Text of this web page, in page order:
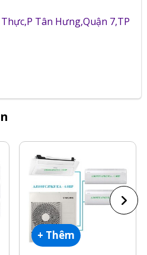
Tân Hưng,Quận 7,TP
+ Thêm